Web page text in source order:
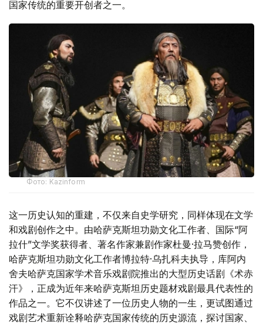
国家传统的重要开创者之一。
Фото: Kazinform
这一历史认知的重建，不仅来自史学研究，同样体现在文学
和戏剧创作之中。由哈萨克斯坦功勋文化工作者、国际“阿
拉什”文学奖获得者、著名作家兼剧作家杜曼·拉马赞创作，
哈萨克斯坦功勋文化工作者博拉特·乌扎科夫执导，库阿内
舍夫哈萨克国家学术音乐戏剧院推出的大型历史话剧《术赤
汗》，正成为近年来哈萨克斯坦历史题材戏剧最具代表性的
作品之一。它不仅讲述了一位历史人物的一生，更试图通过
戏剧艺术重新诠释哈萨克国家传统的历史源流，探讨国家、